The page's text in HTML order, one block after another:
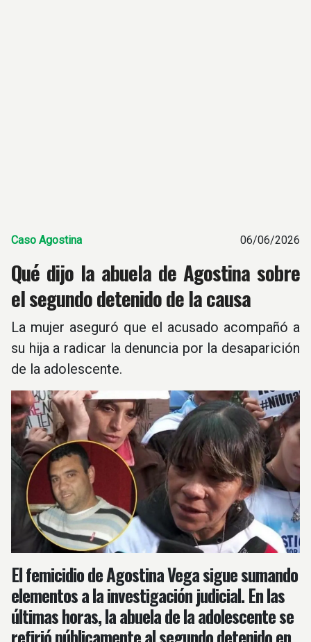
Caso Agostina 06/06/2026
Qué dijo la abuela de Agostina sobre
el segundo detenido de la causa
La mujer aseguró que el acusado acompañó a
su hija a radicar la denuncia por la desaparición
de la adolescente.
El femicidio de Agostina Vega sigue sumando
elementos a la investigación judicial. En las
últimas horas, la abuela de la adolescente se
refirió públicamente al segundo detenido en